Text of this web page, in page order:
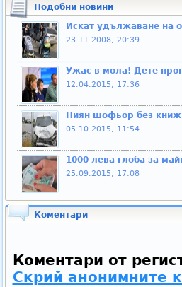
Подобни новини
Искат удължаване на
23.11.2008, 20:39
Ужас в мола! Дете
12.04.2015, 17:36
Пиян шофьор без
05.10.2015, 11:54
1000 лева глоба за
25.09.2015, 17:08
Коментари
Коментари от
Скрий анонимните